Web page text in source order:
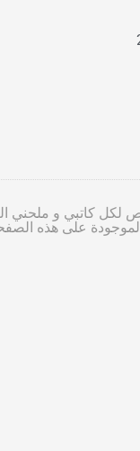
كاتبي و ملحني
الموجودة على هذه